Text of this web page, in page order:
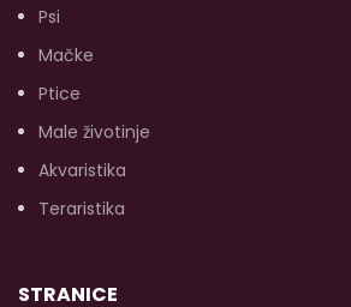
Psi
Mačke
Ptice
Male životinje
Akvaristika
Teraristika
STRANICE